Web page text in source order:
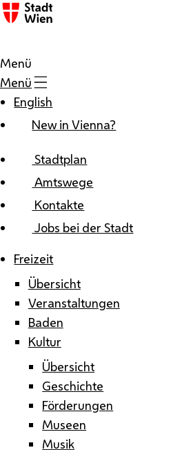
Zum Inhalt
Menü
Menü
English
New in Vienna?
Stadtplan
Amtswege
Kontakte
Jobs bei der Stadt
Freizeit
Übersicht
Veranstaltungen
Baden
Kultur
Übersicht
Geschichte
Förderungen
Museen
Musik